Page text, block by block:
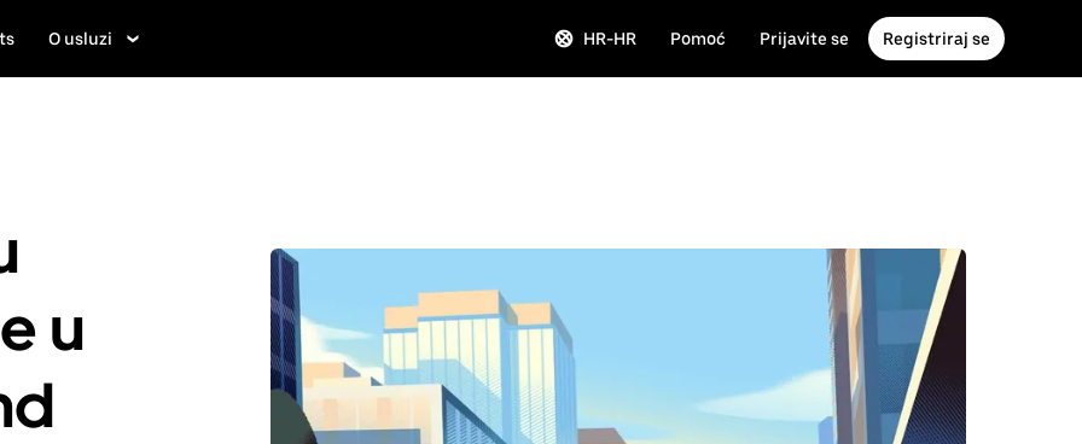
O usluzi HR-HR Pomoć Prijavite se Registriraj se
u